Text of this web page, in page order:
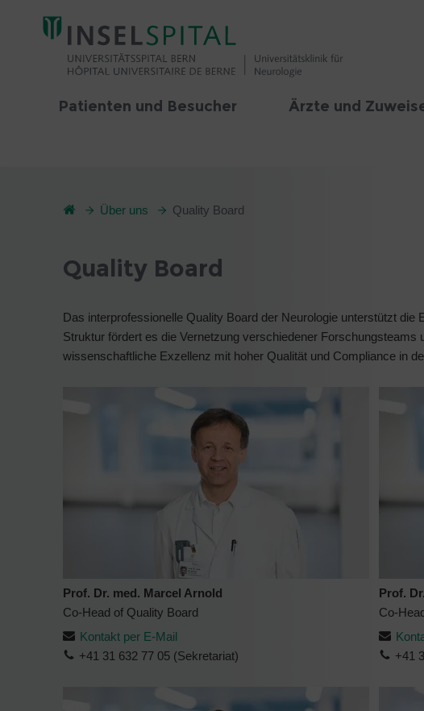
Patienten und Besucher Ärzte und
Über uns Quality Board
Quality Board
Das interprofessionelle Quality Board der Neurologie unterstützt
Struktur fördert es die Vernetzung verschiedener
wissenschaftliche Exzellenz mit hoher Qualität und Compliance in
Prof. Dr. med. Marcel Arnold
Co-Head of Quality Board
Kontakt per E-Mail
+41 31 632 77 05 (Sekretariat)
Prof.
Co-
+41